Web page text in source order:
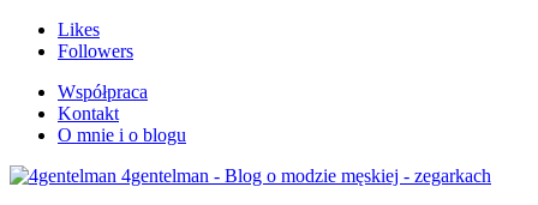
Likes
Followers
Współpraca
Kontakt
O mnie i o blogu
4gentelman - Blog o modzie męskiej - zegarkach